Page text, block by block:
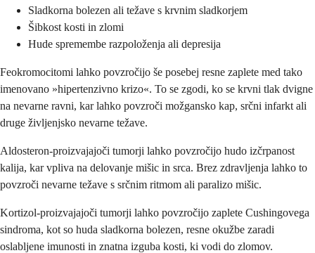
Sladkorna bolezen ali težave s krvnim sladkorjem
Šibkost kosti in zlomi
Hude spremembe razpoloženja ali depresija
Feokromocitomi lahko povzročijo še posebej resne zaplete med tako
imenovano »hipertenzivno krizo«. To se zgodi, ko se krvni tlak dvigne
na nevarne ravni, kar lahko povzroči možgansko kap, srčni infarkt ali
druge življenjsko nevarne težave.
Aldosteron-proizvajajoči tumorji lahko povzročijo hudo izčrpanost
kalija, kar vpliva na delovanje mišic in srca. Brez zdravljenja lahko to
povzroči nevarne težave s srčnim ritmom ali paralizo mišic.
Kortizol-proizvajajoči tumorji lahko povzročijo zaplete Cushingovega
sindroma, kot so huda sladkorna bolezen, resne okužbe zaradi
oslabljene imunosti in znatna izguba kosti, ki vodi do zlomov.